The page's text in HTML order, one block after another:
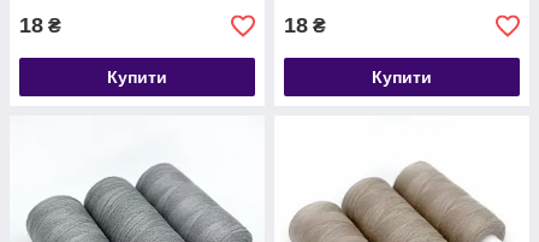
18 ₴
Купити
18 ₴
Купити